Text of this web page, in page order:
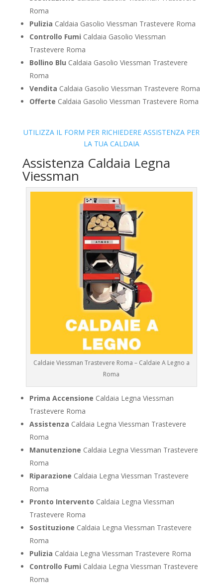
Roma
Pulizia Caldaia Gasolio Viessman Trastevere Roma
Controllo Fumi Caldaia Gasolio Viessman
Trastevere Roma
Bollino Blu Caldaia Gasolio Viessman Trastevere
Roma
Vendita Caldaia Gasolio Viessman Trastevere Roma
Offerte Caldaia Gasolio Viessman Trastevere Roma
UTILIZZA IL FORM PER RICHIEDERE ASSISTENZA PER
LA TUA CALDAIA
Assistenza Caldaia Legna
Viessman
Caldaie Viessman Trastevere Roma – Caldaie A Legno a
Roma
Prima Accensione Caldaia Legna Viessman
Trastevere Roma
Assistenza Caldaia Legna Viessman Trastevere
Roma
Manutenzione Caldaia Legna Viessman Trastevere
Roma
Riparazione Caldaia Legna Viessman Trastevere
Roma
Pronto Intervento Caldaia Legna Viessman
Trastevere Roma
Sostituzione Caldaia Legna Viessman Trastevere
Roma
Pulizia Caldaia Legna Viessman Trastevere Roma
Controllo Fumi Caldaia Legna Viessman Trastevere
Roma